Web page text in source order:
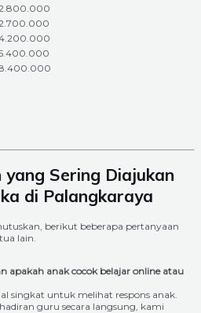
Sering Diajukan
di Palangkaraya
berikut beberapa pertanyaan
lain.
apakah anak cocok belajar online atau
singkat untuk melihat respons anak.
guru secara langsung, kami